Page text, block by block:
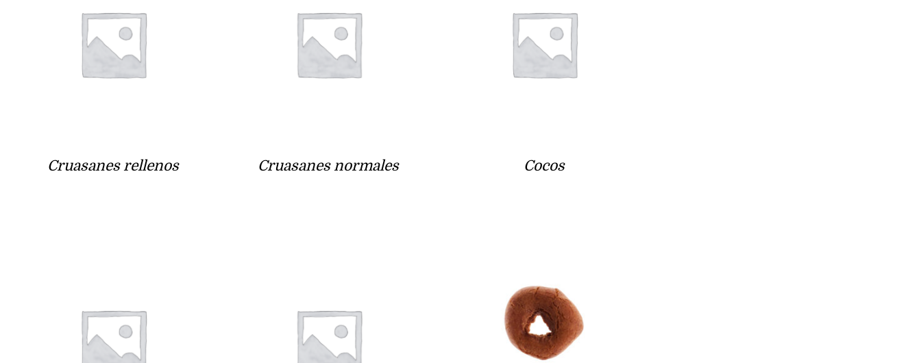
Cruasanes rellenos Cruasanes normales Cocos